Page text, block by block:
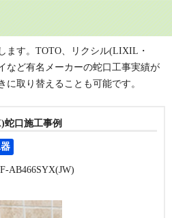
ます。TOTO、リクシル(LIXIL・
など有名メーカーの蛇口工事実績が
取り替えることも可能です。
口施工事例
AB466SYX(JW)